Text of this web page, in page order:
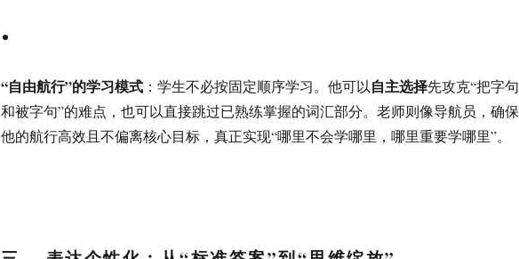
“自由航行”的学习模式 ：学生不必按固定顺序学习。他可以自主选择先攻克“把字句
和被字句”的难点，也可以直接跳过已熟练掌握的词汇部分。老师则像导航员，确保
他的航行高效且不偏离核心目标，真正实现“哪里不会学哪里，哪里重要学哪里”。